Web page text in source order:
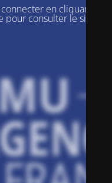
en cliquant sur
consulter le site.